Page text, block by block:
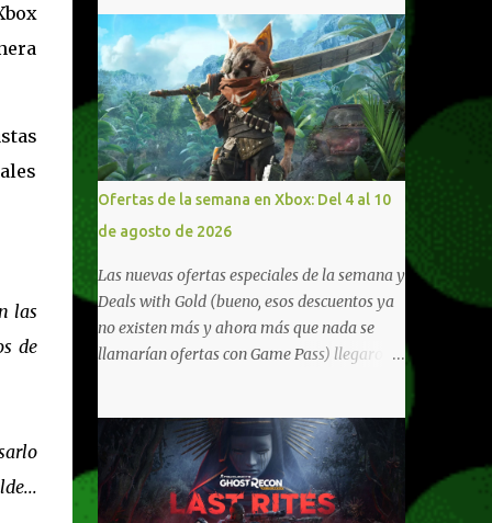
las
de
Ofertas de la semana en Xbox: Del 4 al 10
de agosto de 2026
Las nuevas ofertas especiales de la semana y
Deals with Gold (bueno, esos descuentos ya
no existen más y ahora más que nada se
llamarían ofertas con Game Pass) llegaron a
10/11, varios de los juegos que están de
oferta también cuentan con soporte para
Xbox Play Anywhere, lo que nos permite
jugarlos y mantener un progreso